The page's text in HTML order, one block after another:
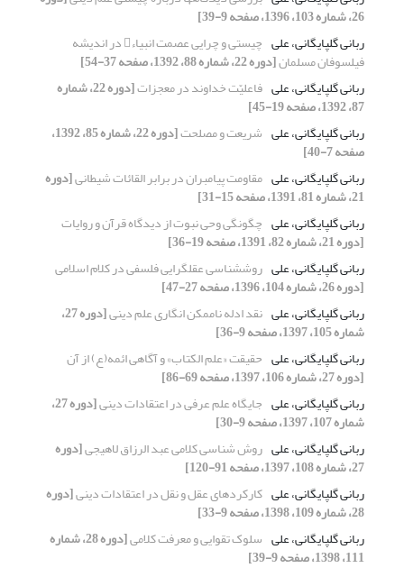
26، شماره 103، 1396، صفحه 9-39]
ربانی گلپایگانی، علی
چیستی و چرایی عصمت انبیاء در اندیشه
فیلسوفان مسلمان[دوره 22، شماره 88، 1392، صفحه 37-54]
ربانی گلپایگانی، علی فاعلیّت خداوند در معجزات [دوره 22، شماره
87، 1392، صفحه 19-45]
ربانی گلپایگانی، علی شریعت و مصلحت [دوره 22، شماره 85، 1392،
صفحه 7-40]
ربانی گلپایگانی، علی مقاومت پیامبران در برابر القائات شیطانی[دوره
21، شماره 81، 1391، صفحه 15-31]
ربانی گلپایگانی، علی چگونگی وحی نبوت از دیدگاه قرآن و روایات
[دوره 21، شماره 82، 1391، صفحه 19-36]
ربانی گلپایگانی، علی روششناسی عقلگرایی فلسفی در کلام اسلامی
[دوره 26، شماره 104، 1396، صفحه 27-47]
ربانی گلپایگانی، علی نقد ادله ناممکن انگاری علم دینی [دوره 27،
شماره 105، 1397، صفحه 9-36]
ربانی گلپایگانی، علی حقیقت «علم الکتاب» و آگاهی ائمه(ع) از آن
[دوره 27، شماره 106، 1397، صفحه 69-86]
ربانی گلپایگانی، علی جایگاه علم عرفی در اعتقادات دینی [دوره 27،
شماره 107، 1397، صفحه 9-30]
ربانی گلپایگانی، علی روش شناسی کلامی عبد الرزاق لاهیجی[دوره
27، شماره 108، 1397، صفحه 91-120]
ربانی گلپایگانی، علی کارکردهای عقل و نقل در اعتقادات دینی[دوره
28، شماره 109، 1398، صفحه 9-33]
ربانی گلپایگانی، علی سلوک تقوایی و معرفت کلامی [دوره 28، شماره
111، 1398، صفحه 9-39]